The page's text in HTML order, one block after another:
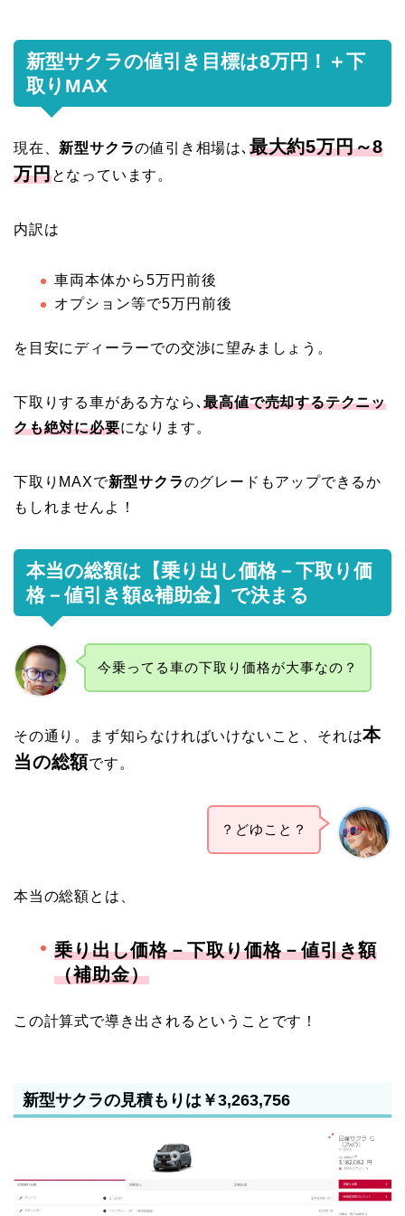
新型サクラの値引き目標は8万円！＋下
取りMAX
現在、 新型サクラの値引き相場は､ 最大約5万円～8
万円となっています。
内訳は
車両本体から5万円前後
オプション等で5万円前後
を目安にディーラーでの交渉に望みましょう。
下取りする車がある方なら､最高値で売却するテクニッ
クも絶対に必要になります。
下取りMAXで新型サクラのグレードもアップできるか
もしれませんよ！
本当の総額は【乗り出し価格－下取り価
格－値引き額&補助金】で決まる
今乗ってる車の下取り価格が大事なの？
その通り。まず知らなければいけないこと、それは本
当の総額です。
？どゆこと？
本当の総額とは、
乗り出し価格－下取り価格－値引き額
（補助金）
この計算式で導き出されるということです！
新型サクラの見積もりは￥3,263,756